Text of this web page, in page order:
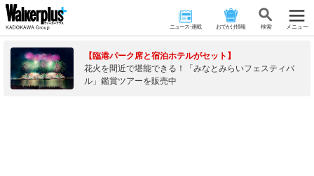
ニュース･連載 おでかけ情報 検 索 メニュー
【臨港パーク席と宿泊ホテルがセット】
花火を間近で堪能できる！「みなとみらいフェスティバ
ル」鑑賞ツアーを販売中